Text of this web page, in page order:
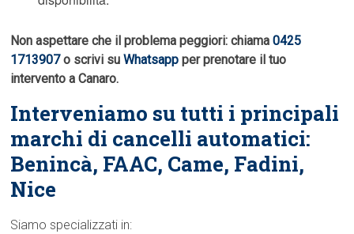
Non aspettare che il problema peggiori: chiama0425
1713907o scrivi suWhatsapp per prenotare il tuo
intervento a Canaro.
Interveniamo su tutti i principali
marchi di cancelli automatici:
Benincà, FAAC, Came, Fadini,
Nice
Siamo specializzati in: